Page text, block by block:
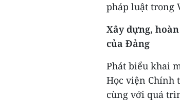
pháp luật trong
Xây dựng,
của Đảng
Phát biểu khai
Học viện Chính
cùng với quá